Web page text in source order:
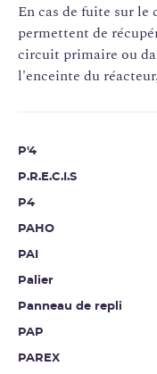
En cas de fuite sur
permettent de
circuit primaire ou
l'enceinte du réacteur,
P'4
P.R.E.C.I.S
P4
PAHO
PAI
Palier
Panneau de repli
PAP
PAREX